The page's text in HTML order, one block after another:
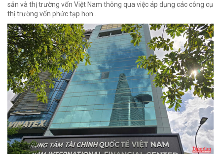
sản và thị trường vốn Việt Nam thông qua việc áp dụng các công cụ
thị trường vốn phức tạp hơn...